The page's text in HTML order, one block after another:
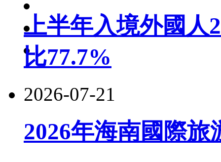
上半年入境外國人
比77.7%
2026-07-21
2026年海南國際